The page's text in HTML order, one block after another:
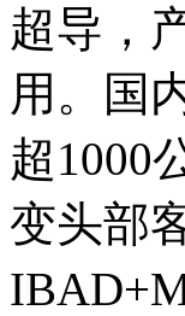
超导，
用。国
超1000
变头部